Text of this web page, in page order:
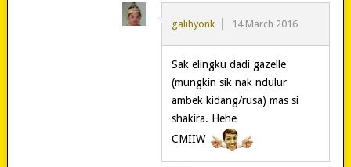
galihyonk 14 March 2016
Sak elingku dadi gazelle
(mungkin sik nak ndulur
ambek kidang/rusa) mas si
shakira. Hehe
CMIIW